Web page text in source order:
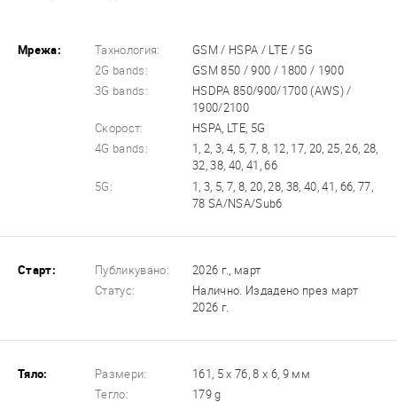
Мрежа: Тахнология:
GSM / HSPA / LTE / 5G
2G bands:
GSM 850 / 900 / 1800 / 1900
3G bands:
HSDPA 850/900/1700 (AWS) /
1900/2100
Скорост:
HSPA, LTE, 5G
4G bands:
1, 2, 3, 4, 5, 7, 8, 12, 17, 20, 25, 26, 28,
32, 38, 40, 41, 66
5G:
1, 3, 5, 7, 8, 20, 28, 38, 40, 41, 66, 77,
78 SA/NSA/Sub6
Старт: Публикувано:
2026 г., март
Статус:
Налично. Издадено през март
2026 г.
Тяло: Размери:
161, 5 x 76, 8 x 6, 9 мм
Тегло:
179 g